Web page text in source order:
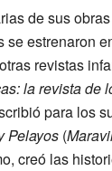
de sus
estrenaron
revistas
la revista de
para los
Pelayos (
creó las